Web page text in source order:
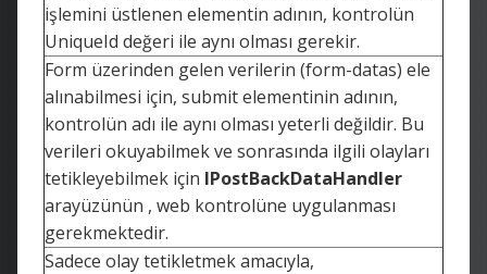
işlemini üstlenen elementin adının, kontrolün
UniqueId değeri ile aynı olması gerekir.
Form üzerinden gelen verilerin (form-datas) ele
alınabilmesi için, submit elementinin adının,
kontrolün adı ile aynı olması yeterli değildir. Bu
verileri okuyabilmek ve sonrasında ilgili olayları
tetikleyebilmek için IPostBackDataHandler
arayüzünün , web kontrolüne uygulanması
gerekmektedir.
Sadece olay tetikletmek amacıyla,